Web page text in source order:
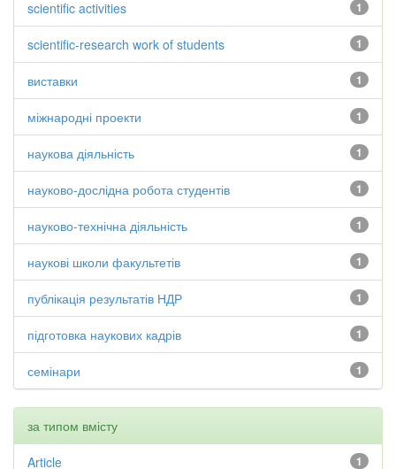
1
scientific activities
1
scientific-research work of students
1
виставки
1
міжнародні проекти
1
наукова діяльність
1
науково-дослідна робота студентів
1
науково-технічна діяльність
1
наукові школи факультетів
1
публікація результатів НДР
1
підготовка наукових кадрів
1
семінари
за типом вмісту
1
Article